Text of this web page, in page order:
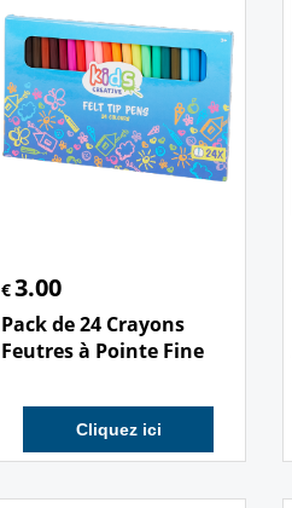
€3.00
Pack de 24 Crayons
Feutres à Pointe Fine
Cliquez ici